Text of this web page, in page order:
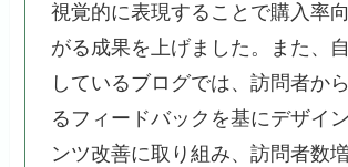
視覚的に表現することで購入率
がる成果を上げました。また、
しているブログでは、訪問者か
るフィードバックを基にデザイ
ンツ改善に取り組み、訪問者数